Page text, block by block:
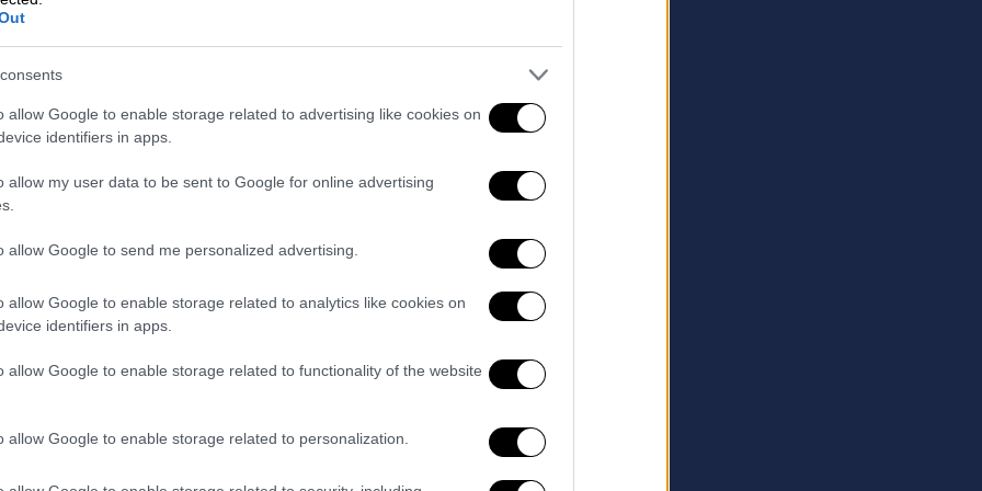
allow Google to enable storage related to advertising like cookies on
identifiers in apps.
allow my user data to be sent to Google for online advertising
allow Google to send me personalized advertising.
allow Google to enable storage related to analytics like cookies on
identifiers in apps.
allow Google to enable storage related to functionality of the website
allow Google to enable storage related to personalization.
Μίχος
μυθοπλασίας για να διαχειριστώ τα
με απασχολούν»
δεν είμαι ούτε λίγο ψυλλιασμένη, και πέφτει το «Ένα για τον Δρόμο»